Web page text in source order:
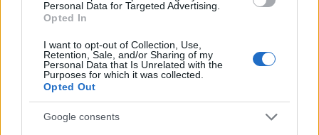
Personal Data for Targeted Advertising.
Opted In
I want to opt-out of Collection, Use,
Retention, Sale, and/or Sharing of my
Personal Data that Is Unrelated with the
Purposes for which it was collected.
Opted Out
Google consents
GAMING NEWS